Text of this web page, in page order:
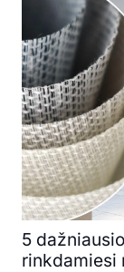
5
rinkdamiesi